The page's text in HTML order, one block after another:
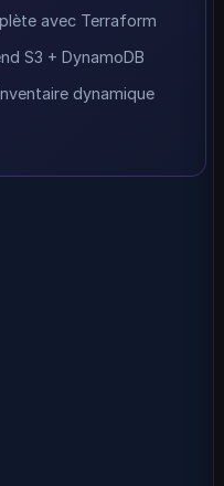
avec Terraform
S3 + DynamoDB
dynamique